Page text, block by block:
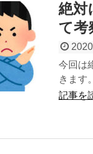
絶対
て考
今回は
きます
記事を